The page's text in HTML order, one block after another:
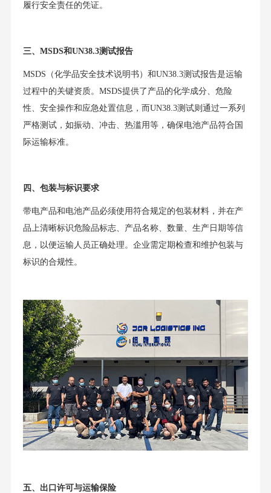
履行安全责任的凭证。
三、MSDS和UN38.3测试报告
MSDS（化学品安全技术说明书）和UN38.3测试报告是运输
过程中的关键资质。MSDS提供了产品的化学成分、危险
性、安全操作和应急处置信息，而UN38.3测试则通过一系列
严格测试，如振动、冲击、热滥用等，确保电池产品符合国
际运输标准。
四、包装与标识要求
带电产品和电池产品必须使用符合规定的包装材料，并在产
品上清晰标识危险品标志、产品名称、数量、生产日期等信
息，以便运输人员正确处理。企业需定期检查和维护包装与
标识的合规性。
五、出口许可与运输保险